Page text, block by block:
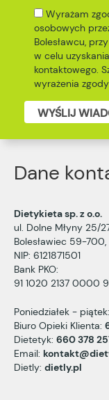
Dane
Dietykieta sp. z o.o.
ul. Dolne Młyny 25/
Bolesławiec 59-700,
NIP: 6121871501
Bank PKO:
91 1020 2137 0000
Poniedziałek -
Biuro Opieki Klienta:
Dietetyk: 660 378
Email:
Dietly: dietly.pl
Wyrażam
osobowych
Bolesławcu,
w celu
kontaktowego.
wyrażenia
WYŚLIJ